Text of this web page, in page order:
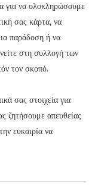
για να ολοκληρώσουμε
σας κάρτα, να
παράδοση ή να
στη συλλογή των
τον σκοπό.
σας στοιχεία για
ζητήσουμε απευθείας
ευκαιρία να